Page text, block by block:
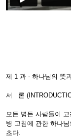
제 1 과 - 하나님의 뜻
서 론
모든 병든 사람들이
병 고침에 관한 하나
초다.